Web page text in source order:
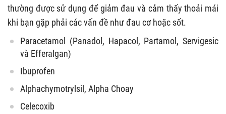
thường được sử dụng để giảm đau và cảm thấy thoải mái
khi bạn gặp phải các vấn đề như đau cơ hoặc sốt.
Paracetamol (Panadol, Hapacol, Partamol, Servigesic
và Efferalgan)
Ibuprofen
Alphachymotrylsil, Alpha Choay
Celecoxib